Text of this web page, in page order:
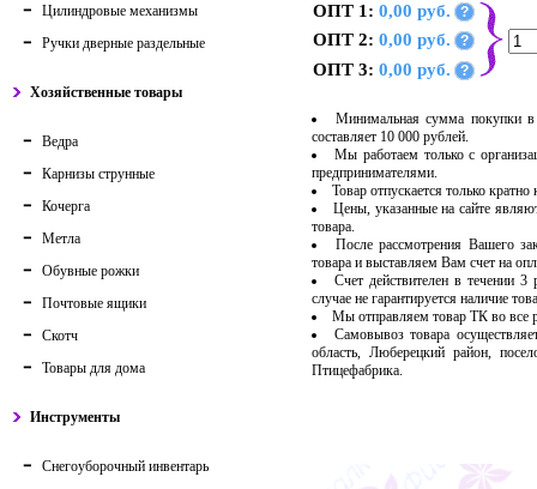
Цилиндровые механизмы
Ручки дверные раздельные
Хозяйственные товары
Ведра
Карнизы струнные
Кочерга
Метла
Обувные рожки
Почтовые ящики
Скотч
Товары для дома
Инструменты
Снегоуборочный инвентарь
ОПТ 1: 0,00 руб. ?
ОПТ 2: 0,00 руб. ?
ОПТ 3: 0,00 руб. ?
Минимальная сумма покупки в
составляет 10 000 рублей.
Мы работаем только с
предпринимателями.
Товар отпускается только
Цены, указанные на сайте
товара.
После рассмотрения Вашего
товара и выставляем Вам счет на
Счет действителен в течении
случае не гарантируется наличие
Мы отправляем товар ТК во
Самовывоз товара
область, Люберецкий район,
Птицефабрика.